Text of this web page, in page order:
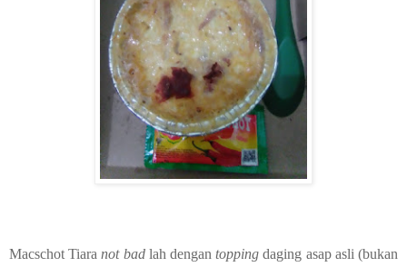
Macschot Tiaranot bad lah dengantoppingdaging asap asli (bukan